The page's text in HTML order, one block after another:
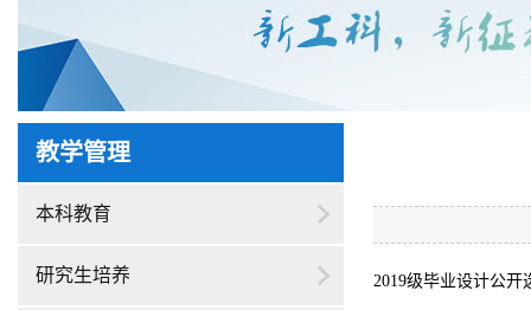
教学管理
本科教育
研究生培养 2019级毕业设计公开